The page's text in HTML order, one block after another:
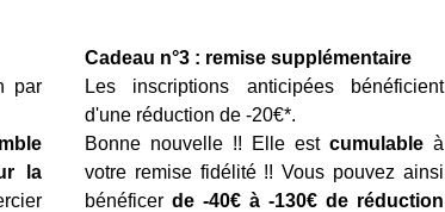
par
la
Cadeau n°3 : remise supplémentaire
Les inscriptions anticipées bénéficient
d'une réduction de -20€*.
Bonne nouvelle !! Elle est cumulable à
votre remise fidélité !! Vous pouvez ainsi
bénéficer de -40€ à -130€ de réduction